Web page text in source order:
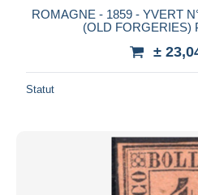
ROMAGNE - 1859 - YVERT
(OLD FORGERIES)
±
Statut